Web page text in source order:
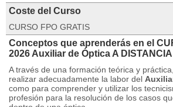
Coste del Curso
CURSO FPO GRATIS
Conceptos que aprenderás en el
2026 Auxiliar de Óptica A DISTANCIA
A través de una formación teórica y
realizar adecuadamente la labor del
como para comprender y utilizar los
profesión para la resolución de los casos